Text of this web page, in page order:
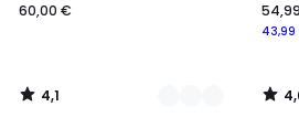
60,00 €
4,1
/
/